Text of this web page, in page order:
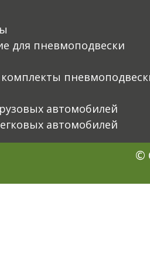
для пневмоподвески
автомобилей
автомобилей
©